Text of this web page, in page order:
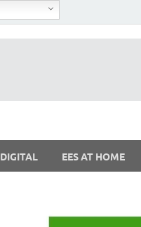
DIGITAL EES AT HOME